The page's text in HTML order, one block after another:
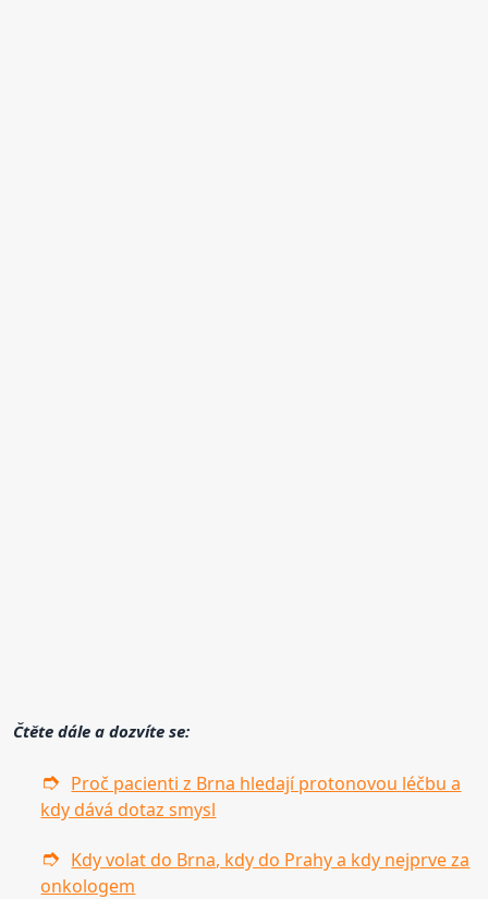
Čtěte dále a dozvíte se:
Proč pacienti z Brna hledají protonovou léčbu a
kdy dává dotaz smysl
Kdy volat do Brna, kdy do Prahy a kdy nejprve za
onkologem